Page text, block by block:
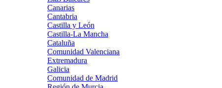
Canarias
Cantabria
Castilla y León
Castilla-La Mancha
Cataluña
Comunidad Valenciana
Extremadura
Galicia
Comunidad de Madrid